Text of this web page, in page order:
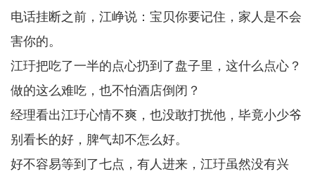
电话挂断之前，江峥说：宝贝你要记住，家人是不会
害你的。
江玗把吃了一半的点心扔到了盘子里，这什么点心？
做的这么难吃，也不怕酒店倒闭？
经理看出江玗心情不爽，也没敢打扰他，毕竟小少爷
别看长的好，脾气却不怎么好。
好不容易等到了七点，有人进来，江玗虽然没有兴